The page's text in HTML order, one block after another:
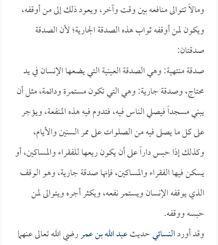
ومالاً تتوالى منافعه بين وقت وآخر، ويعود ذلك إلى من أوقفه،
ويكون لمن أوقفه ثواب هذه الصدقة الجارية؛ لأن الصدقة
صدقتان:
صدقة منتهية: وهي الصدقة العينية التي يضعها الإنسان في يد
محتاج، وصدقة جارية: وهي التي تكون مستمرة ودائمة، مثل أن
يبني مسجداً فيصلي الناس فيه، فتدوم فيه هذه المنفعة، ويؤجر
على كل ما يصلى فيه من الصلوات على ممر السنين والأيام،
وكذلك إذا حبس داراً على أن يكون ريعها للفقراء والمساكين، أو
يسكن فيها الفقراء والمساكين، فإنها صدقة جارية، وهو الوقف
الذي يوقفه الإنسان ويستمر نفعه، ويكثر أجره ويتوالى لمن
حبسه ووقفه.
وقد أوردالنسائيحديثعبد الله بن عمررضي الله تعالى عنهما